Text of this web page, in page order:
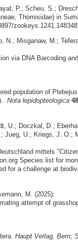
P.; Scheu, S.;
Thomisidae) in
Misganaw, M.;
via DNA Barcoding
population of
Nota lepidopteologica 48
U.; Doczkal, D.;
Jueg, U.; Kriegs, J. O.;
mittels
Species list for
for a challenge at
M. (2025):
attempt of
Haupt Verlag, Bern;